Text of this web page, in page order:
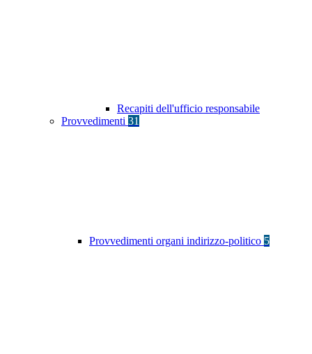
Recapiti dell'ufficio responsabile
Provvedimenti 31
Provvedimenti organi indirizzo-politico 5